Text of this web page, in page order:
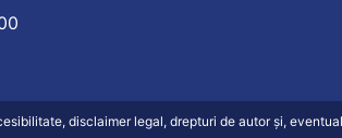
disclaimer legal, drepturi de autor și,